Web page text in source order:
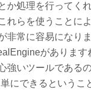
か処理を行ってく
れらを使うことに
非常に容易になり
があります
強いツールである
にできるというこ